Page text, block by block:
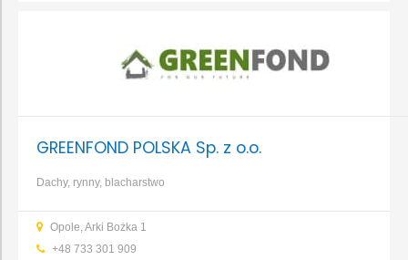
GREENFOND POLSKA Sp. z o.o.
Dachy, rynny, blacharstwo
Opole, Arki Bożka 1
+48 733 301 909